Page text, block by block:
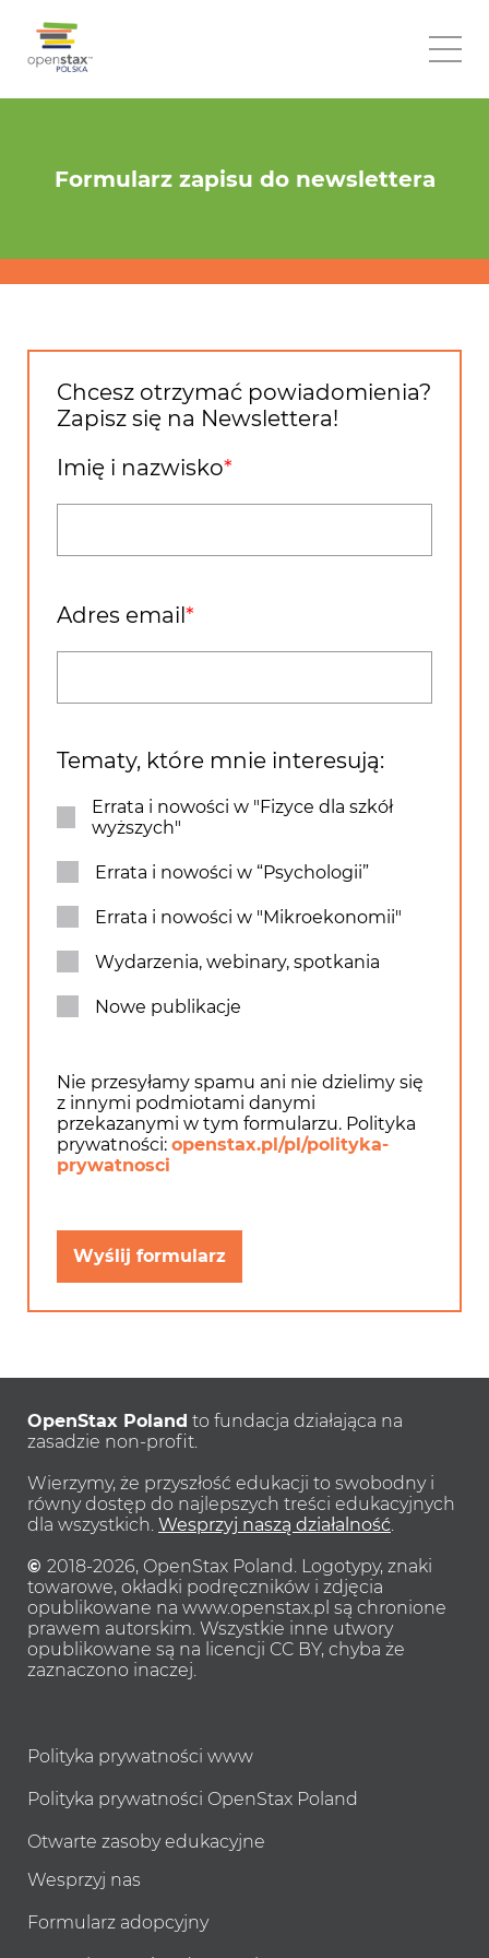
Formularz zapisu do newslettera
Chcesz otrzymać powiadomienia?
Zapisz się na Newslettera!
Imię i nazwisko
Adres email
Tematy, które mnie interesują:
Errata i nowości w "Fizyce dla szkół
wyższych"
Errata i nowości w “Psychologii”
Errata i nowości w "Mikroekonomii"
Wydarzenia, webinary, spotkania
Nowe publikacje
Nie przesyłamy spamu ani nie dzielimy się
z innymi podmiotami danymi
przekazanymi w tym formularzu. Polityka
prywatności: openstax.pl/pl/polityka-
prywatnosci
Wyślij formularz
OpenStax Poland to fundacja działająca na
zasadzie non-profit.
Wierzymy, że przyszłość edukacji to swobodny i
równy dostęp do najlepszych treści edukacyjnych
dla wszystkich. Wesprzyj naszą działalność.
© 2018-2026, OpenStax Poland. Logotypy, znaki
towarowe, okładki podręczników i zdjęcia
opublikowane na www.openstax.pl są chronione
prawem autorskim. Wszystkie inne utwory
opublikowane są na licencji CC BY, chyba że
zaznaczono inaczej.
Polityka prywatności www
Polityka prywatności OpenStax Poland
Otwarte zasoby edukacyjne
Wesprzyj nas
Formularz adopcyjny